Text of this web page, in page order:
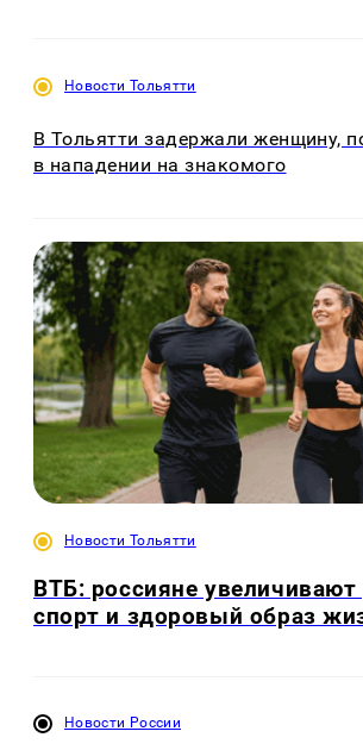
Новости Тольятти
В Тольятти задержали женщину,
в нападении на знакомого
Новости Тольятти
ВТБ: россияне
спорт и здоровый образ
Новости России